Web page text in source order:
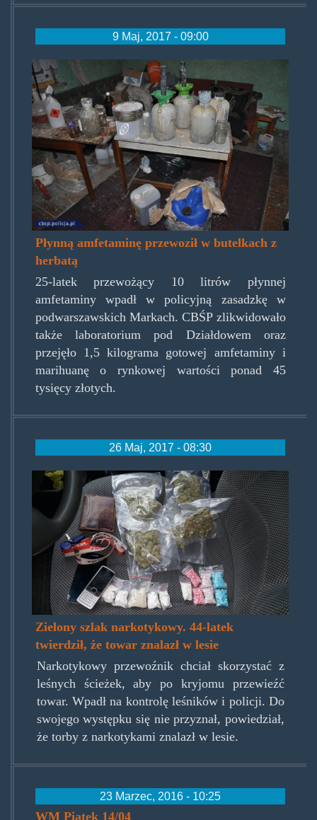
9 Maj, 2017 - 09:00
amfazdzialdowa1.jpg
Płynną amfetaminę przewoził w butelkach z
herbatą
25-latek przewożący 10 litrów płynnej
amfetaminy wpadł w policyjną zasadzkę w
podwarszawskich Markach. CBŚP zlikwidowało
także laboratorium pod Działdowem oraz
przejęło 1,5 kilograma gotowej amfetaminy i
marihuanę o rynkowej wartości ponad 45
tysięcy złotych.
26 Maj, 2017 - 08:30
lesnedragi250517.jpg
Zielony szlak narkotykowy. 44-latek
twierdził, że towar znalazł w lesie
Narkotykowy przewoźnik chciał skorzystać z
leśnych ścieżek, aby po kryjomu przewieźć
towar. Wpadł na kontrolę leśników i policji. Do
swojego występku się nie przyznał, powiedział,
że torby z narkotykami znalazł w lesie.
23 Marzec, 2016 - 10:25
WM Piątek 14/04